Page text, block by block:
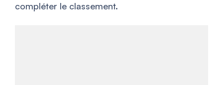
compléter le classement.